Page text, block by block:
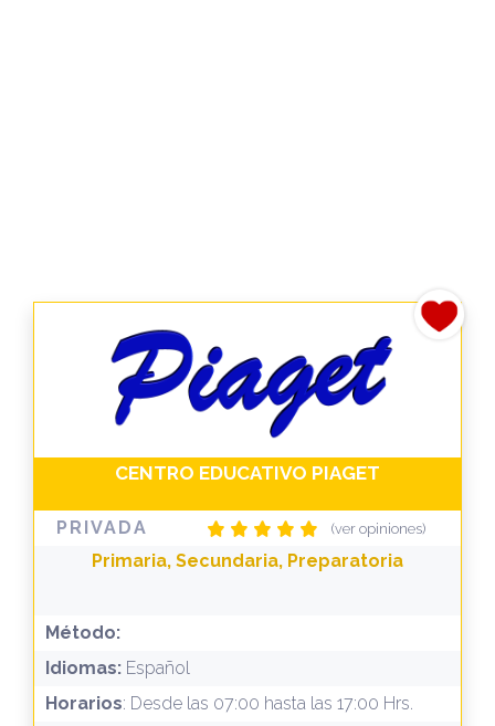
CENTRO EDUCATIVO PIAGET
PRIVADA (ver opiniones)
Primaria, Secundaria, Preparatoria
Método:
Idiomas: Español
Horarios: Desde las 07:00 hasta las 17:00 Hrs.